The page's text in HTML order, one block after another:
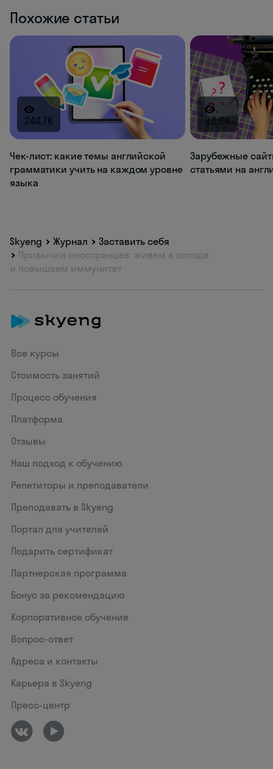
Похожие статьи
244.7K
Чек-лист: какие темы английской
грамматики учить на каждом уровне
языка
86.6K
Зарубежные
статьями на
Skyeng Журнал
Заставить себя
Привычки иностранцев: живем в холоде
и повышаем иммунитет
Все курсы
Стоимость занятий
Процесс обучения
Платформа
Отзывы
Наш подход к обучению
Репетиторы и преподаватели
Преподавать в Skyeng
Портал для учителей
Подарить сертификат
Партнерская программа
Бонус за рекомендацию
Корпоративное обучение
Вопрос-ответ
Адреса и контакты
Карьера в Skyeng
Пресс-центр